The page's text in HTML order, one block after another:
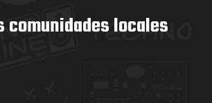
comunidades locales